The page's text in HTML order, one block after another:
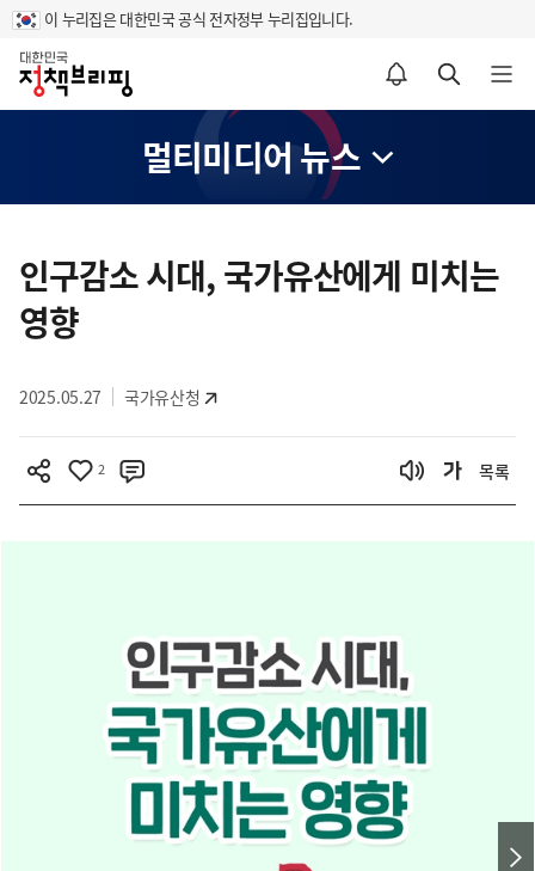
이 누리집은 대한민국 공식 전자정부 누리집입니다.
홈
알림설정 바로가기 검색 바로가기 메뉴 열기
멀티미디어 뉴스
텐
영
인구감소 시대, 국가유산에게 미치는
영향
2025.05.27 국가유산청
2 목록